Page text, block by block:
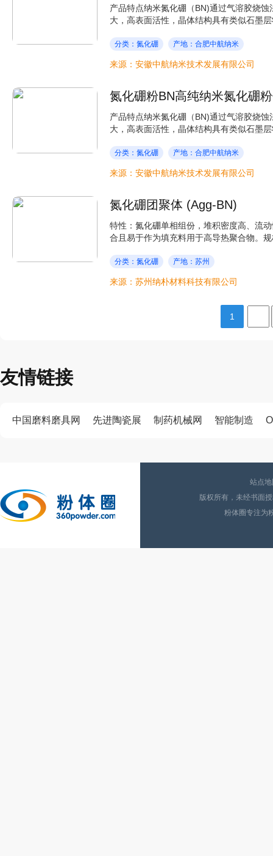
产品特点纳米氮化硼（BN)通过气溶胶烧
大，高表面活性，晶体结构具有类似石墨
分类：氮化硼 产地：合肥中航纳米
来源：安徽中航纳米技术发展有限公司
氮化硼粉BN高纯纳米氮化硼
产品特点纳米氮化硼（BN)通过气溶胶烧
大，高表面活性，晶体结构具有类似石墨
分类：氮化硼 产地：合肥中航纳米
来源：安徽中航纳米技术发展有限公司
氮化硼团聚体 (Agg-BN)
特性：氮化硼单相组份，堆积密度高、流
合且易于作为填充料用于高导热聚合物。
分类：氮化硼 产地：苏州
来源：苏州纳朴材料科技有限公司
1
友情链接
中国磨料磨具网 先进陶瓷展 制药机械网 智能制造
站点
版权所有，未经书面
粉体圈专注为